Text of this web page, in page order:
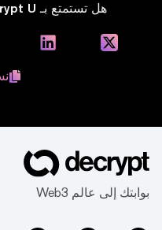
هل تستمتع بـ Decrypt U؟ شارك مع أصدقائك.
بوابتك إلى عالم Web3